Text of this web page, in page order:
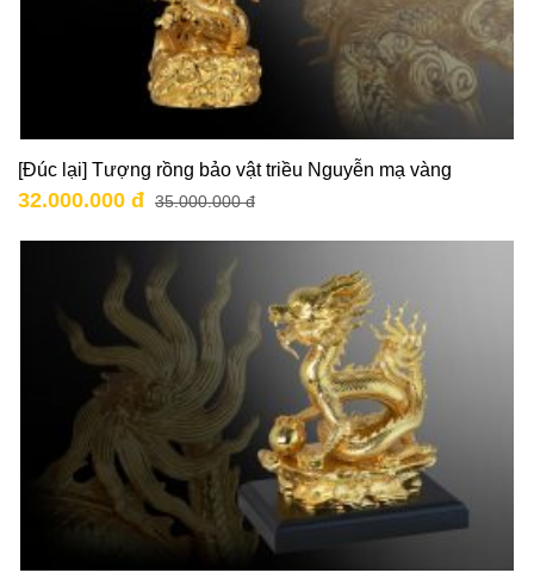
[Đúc lại] Tượng rồng bảo vật triều Nguyễn mạ vàng
32.000.000 đ 35.000.000 đ